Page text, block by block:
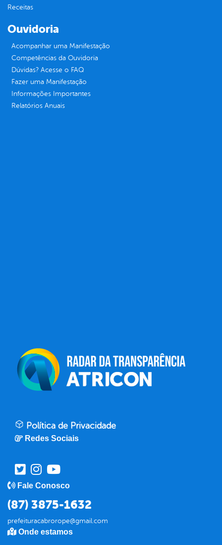
Receitas
Ouvidoria
Acompanhar uma Manifestação
Competências da Ouvidoria
Dúvidas? Acesse o FAQ
Fazer uma Manifestação
Informações Importantes
Relatórios Anuais
Política de Privacidade
Redes Sociais
Fale Conosco
(87) 3875-1632
prefeituracabrorope@gmail.com
Onde estamos